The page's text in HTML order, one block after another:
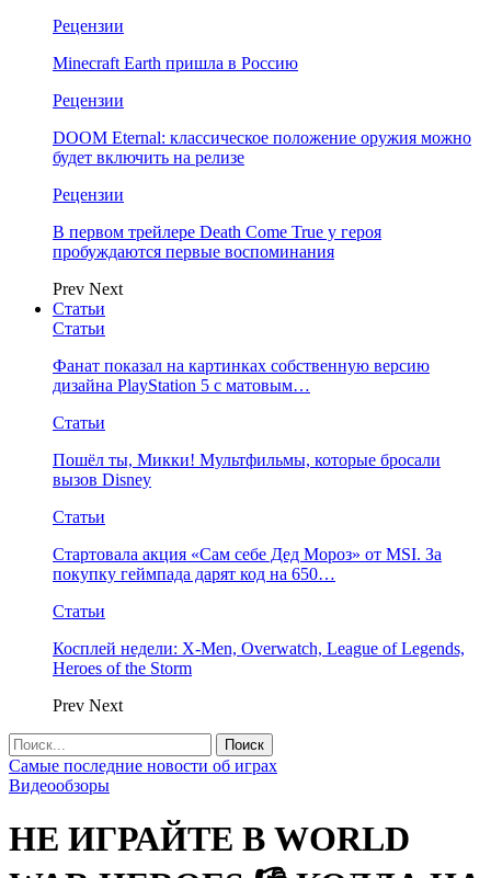
Рецензии
Minecraft Earth пришла в Россию
Рецензии
DOOM Eternal: классическое положение оружия можно
будет включить на релизе
Рецензии
В первом трейлере Death Come True у героя
пробуждаются первые воспоминания
Prev Next
Статьи
Статьи
Фанат показал на картинках собственную версию
дизайна PlayStation 5 с матовым…
Статьи
Пошёл ты, Микки! Мультфильмы, которые бросали
вызов Disney
Статьи
Стартовала акция «Сам себе Дед Мороз» от MSI. За
покупку геймпада дарят код на 650…
Статьи
Косплей недели: X-Men, Overwatch, League of Legends,
Heroes of the Storm
Prev Next
Самые последние новости об играх
Видеообзоры
НЕ ИГРАЙТЕ В WORLD